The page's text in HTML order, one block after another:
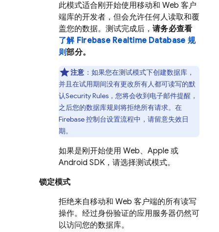
此模式适合刚开始使用移动和 Web 客户
端库的开发者，但会允许任何人读取和覆
盖您的数据。测试完成后， 请务必查看
了解 Firebase Realtime Database 规
则部分。
注意 ：如果您在测试模式下创建数据库，
并且在试用期间没有更改所有人都可读写的默
认Security Rules ，您将会收到电子邮件提醒，
之后您的数据库规则将拒绝所有请求。在
Firebase控制台设置流程中，请留意失效日
期。
如果是刚开始使用 Web、Apple 或
Android SDK，请选择测试模式。
锁定模式
拒绝来自移动和 Web 客户端的所有读写
操作。经过身份验证的应用服务器仍然可
以访问您的数据库。